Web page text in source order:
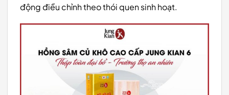
động điều chỉnh theo thói quen sinh hoạt.